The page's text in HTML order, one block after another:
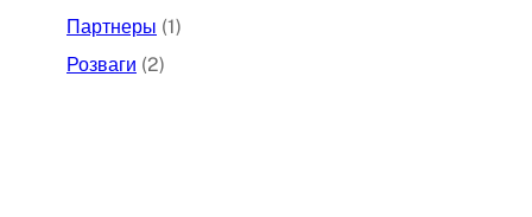
Партнеры (1)
Розваги (2)